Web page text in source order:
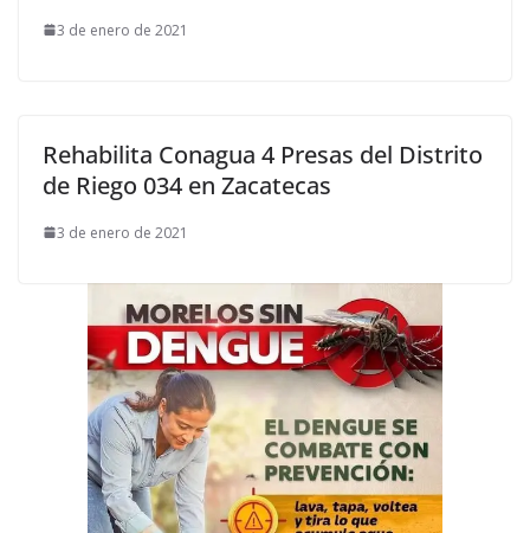
3 de enero de 2021
Rehabilita Conagua 4 Presas del Distrito
de Riego 034 en Zacatecas
3 de enero de 2021